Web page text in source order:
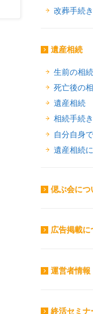
改葬手続き
遺産相続
生前の相
死亡後の
遺産相続
相続手続
自分自身
遺産相続
偲ぶ会につ
広告掲載に
運営者情報
終活セミナ